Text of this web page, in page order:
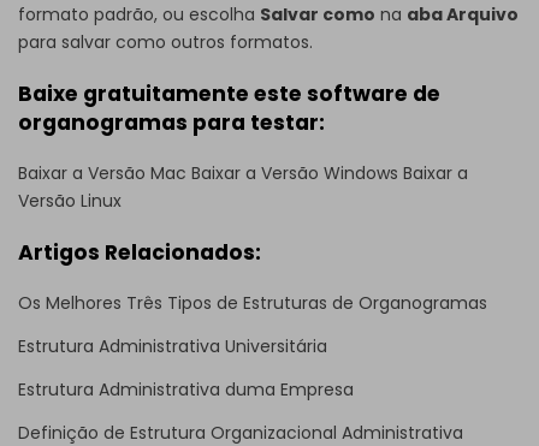
formato padrão, ou escolha Salvar como na aba Arquivo
para salvar como outros formatos.
Baixe gratuitamente este software de
organogramas para testar:
Baixar a Versão Mac Baixar a Versão Windows Baixar a
Versão Linux
Artigos Relacionados:
Os Melhores Três Tipos de Estruturas de Organogramas
Estrutura Administrativa Universitária
Estrutura Administrativa duma Empresa
Definição de Estrutura Organizacional Administrativa